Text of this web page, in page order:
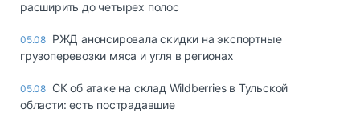
расширить до четырех полос
05.08 РЖД анонсировала скидки на экспортные
грузоперевозки мяса и угля в регионах
05.08 СК об атаке на склад Wildberries в Тульской
области: есть пострадавшие